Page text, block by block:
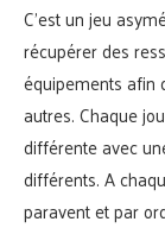
C’est un jeu
récupérer des
équipements afin
autres. Chaque
différente avec
différents. A
paravent et par